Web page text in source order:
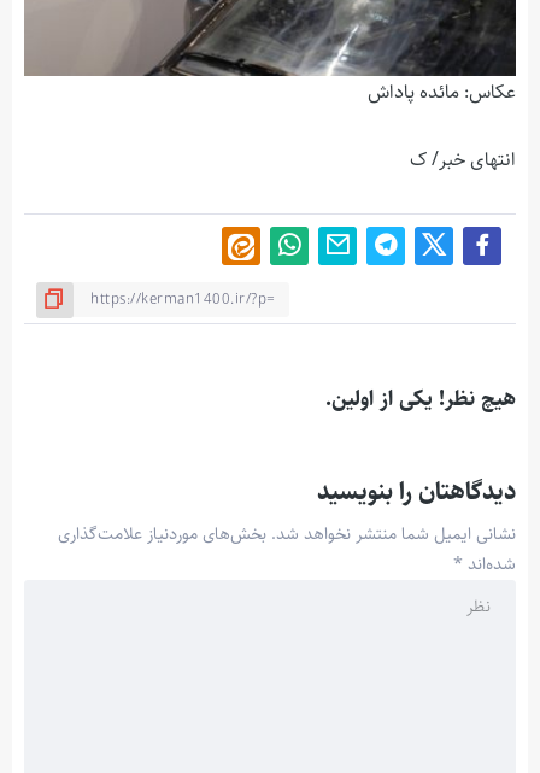
عکاس: مائده پاداش
انتهای خبر/ ک
هیچ نظر! یکی از اولین.
دیدگاهتان را بنویسید
نشانی ایمیل شما منتشر نخواهد شد. بخش‌های موردنیاز علامت‌گذاری
شده‌اند *